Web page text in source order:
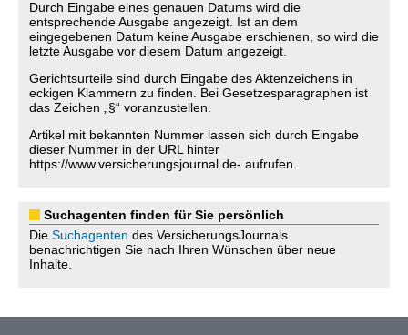
Durch Eingabe eines genauen Datums wird die
entsprechende Ausgabe angezeigt. Ist an dem
eingegebenen Datum keine Ausgabe erschienen, so wird die
letzte Ausgabe vor diesem Datum angezeigt.
Gerichtsurteile sind durch Eingabe des Aktenzeichens in
eckigen Klammern zu finden. Bei Gesetzesparagraphen ist
das Zeichen „§“ voranzustellen.
Artikel mit bekannten Nummer lassen sich durch Eingabe
dieser Nummer in der URL hinter
https://www.versicherungsjournal.de- aufrufen.
Suchagenten finden für Sie persönlich
Die Suchagenten des VersicherungsJournals
benachrichtigen Sie nach Ihren Wünschen über neue
Inhalte.